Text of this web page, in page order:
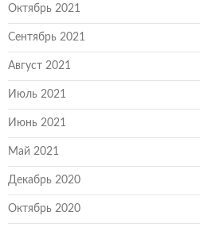
Октябрь 2021
Сентябрь 2021
Август 2021
Июль 2021
Июнь 2021
Май 2021
Декабрь 2020
Октябрь 2020